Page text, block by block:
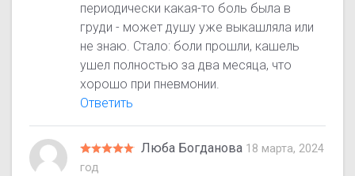
периодически какая-то боль была в
груди - может душу уже выкашляла или
не знаю. Стало: боли прошли, кашель
ушел полностью за два месяца, что
хорошо при пневмонии.
Ответить
Люба Богданова 18 марта, 2024
год